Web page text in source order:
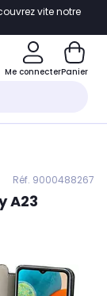
vite notre
Me connecterPanier
Réf. 9000488267
A23